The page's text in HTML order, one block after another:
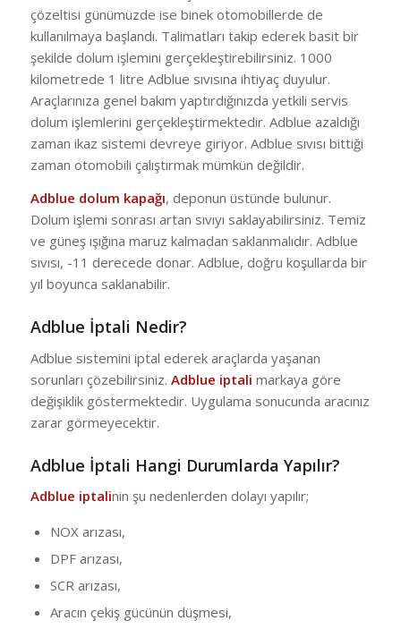
çözeltisi günümüzde ise binek otomobillerde de
kullanılmaya başlandı. Talimatları takip ederek basit bir
şekilde dolum işlemini gerçekleştirebilirsiniz. 1000
kilometrede 1 litre Adblue sıvısına ihtiyaç duyulur.
Araçlarınıza genel bakım yaptırdığınızda yetkili servis
dolum işlemlerini gerçekleştirmektedir. Adblue azaldığı
zaman ikaz sistemi devreye giriyor. Adblue sıvısı bittiği
zaman otomobili çalıştırmak mümkün değildir.
Adblue dolum kapağı, deponun üstünde bulunur.
Dolum işlemi sonrası artan sıvıyı saklayabilirsiniz. Temiz
ve güneş ışığına maruz kalmadan saklanmalıdır. Adblue
sıvısı, -11 derecede donar. Adblue, doğru koşullarda bir
yıl boyunca saklanabilir.
Adblue İptali Nedir?
Adblue sistemini iptal ederek araçlarda yaşanan
sorunları çözebilirsiniz. Adblue iptali markaya göre
değişiklik göstermektedir. Uygulama sonucunda aracınız
zarar görmeyecektir.
Adblue İptali Hangi Durumlarda Yapılır?
Adblue iptalinin şu nedenlerden dolayı yapılır;
NOX arızası,
DPF arızası,
SCR arızası,
Aracın çekiş gücünün düşmesi,